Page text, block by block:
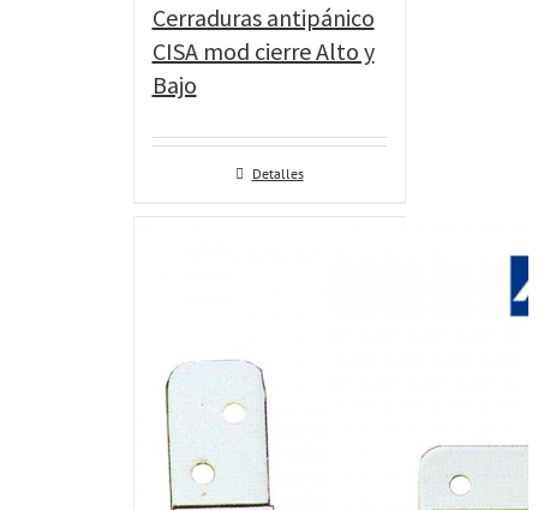
Cerraduras antipánico
CISA mod cierre Alto y
Bajo
Detalles